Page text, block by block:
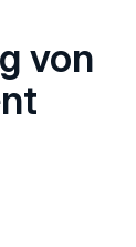
von